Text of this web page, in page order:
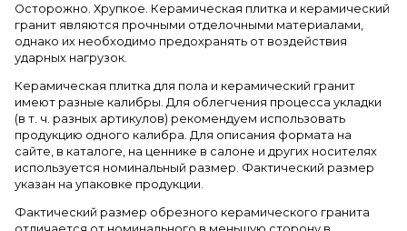
Осторожно. Хрупкое. Керамическая плитка и керамический
гранит являются прочными отделочными материалами,
однако их необходимо предохранять от воздействия
ударных нагрузок.
Керамическая плитка для пола и керамический гранит
имеют разные калибры. Для облегчения процесса укладки
(в т. ч. разных артикулов) рекомендуем использовать
продукцию одного калибра. Для описания формата на
сайте, в каталоге, на ценнике в салоне и других носителях
используется номинальный размер. Фактический размер
указан на упаковке продукции.
Фактический размер обрезного керамического гранита